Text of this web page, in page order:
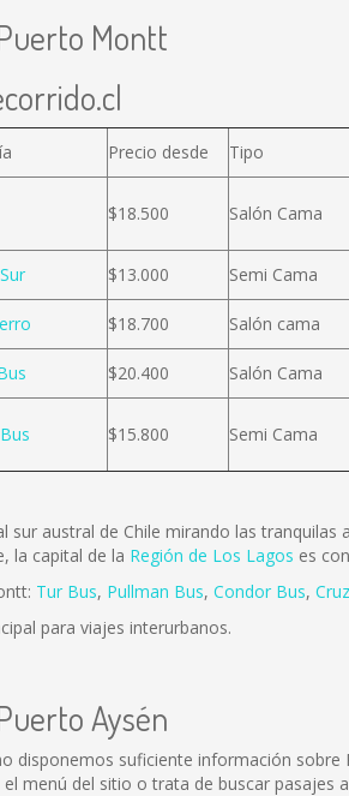
Montt
Precio desde Tipo
$18.500 Salón Cama
$13.000 Semi Cama
$18.700 Salón cama
$20.400 Salón Cama
$15.800 Semi Cama
sur austral de Chile mirando las
la capital de la Región de Los Lagos es
Tur Bus, Pullman Bus, Condor Bus,
para viajes interurbanos.
Aysén
disponemos suficiente información
menú del sitio o trata de buscar pasajes